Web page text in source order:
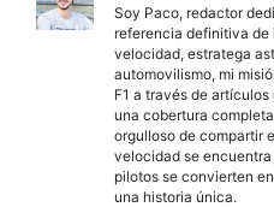
Soy Paco, redactor
referencia definitiva de
velocidad, estratega
automovilismo, mi
F1 a través de
una cobertura
orgulloso de compartir
velocidad se
pilotos se convierten
una historia única.